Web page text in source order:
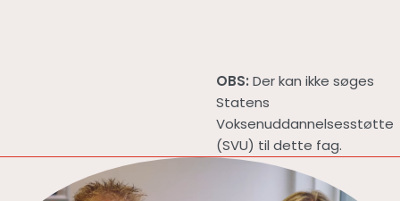
OBS: Der kan ikke søges
Statens
Voksenuddannelsesstøtte
(SVU) til dette fag.